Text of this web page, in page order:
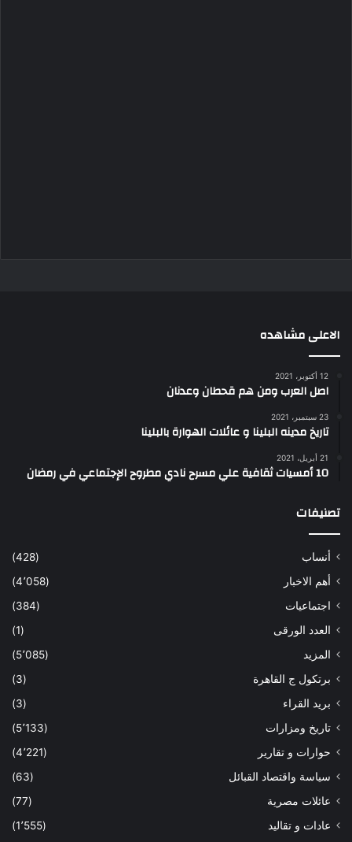
الاعلى مشاهده
12 أكتوبر، 2021
اصل العرب ومن هم قحطان وعدنان
23 سبتمبر، 2021
تاريخ مدينه البلينا و عائلات الهوارة بالبلينا
21 أبريل، 2021
10 أمسيات ثقافية علي مسرح نادي مطروح الإجتماعي في رمضان
تصنيفات
أنساب
(428)
أهم الاخبار
(4٬058)
اجتماعيات
(384)
العدد الورقى
(1)
المزيد
(5٬085)
برتكول ج القاهرة
(3)
بريد القراء
(3)
تاريخ ومزارات
(5٬133)
حوارات و تقارير
(4٬221)
سياسة واقتصاد القبائل
(63)
عائلات مصرية
(77)
عادات و تقاليد
(1٬555)